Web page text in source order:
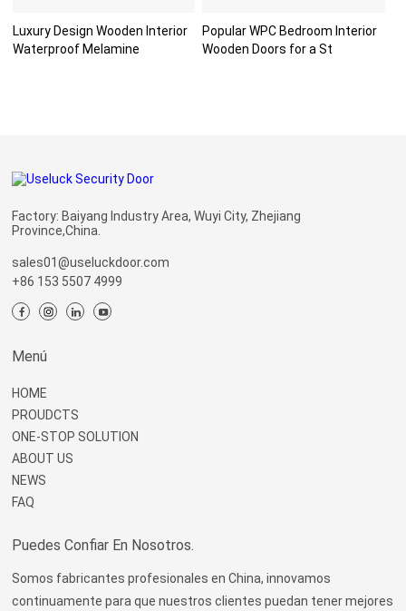
Luxury Design Wooden Interior
Waterproof Melamine
Popular WPC Bedroom Interior
Wooden Doors for a St
Factory: Baiyang Industry Area, Wuyi City, Zhejiang
Province,China.
sales01@useluckdoor.com
+86 153 5507 4999
Menú
HOME
PROUDCTS
ONE-STOP SOLUTION
ABOUT US
NEWS
FAQ
Puedes Confiar En Nosotros.
Somos fabricantes profesionales en China, innovamos
continuamente para que nuestros clientes puedan tener mejores